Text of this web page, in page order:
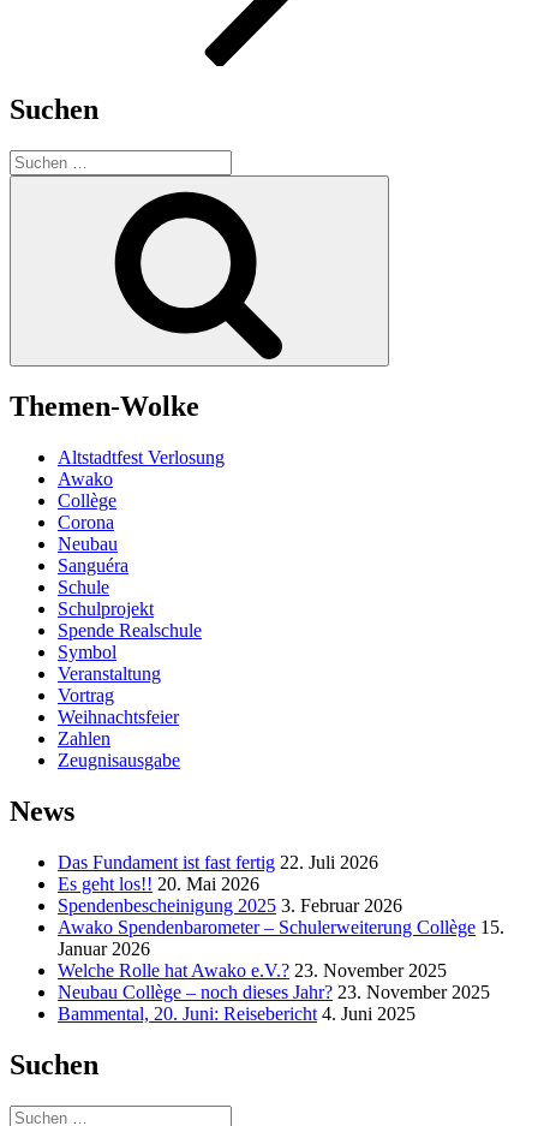
Suchen
Suchen
nach:
Themen-Wolke
Altstadtfest Verlosung
Awako
Collège
Corona
Neubau
Sanguéra
Schule
Schulprojekt
Spende Realschule
Symbol
Veranstaltung
Vortrag
Weihnachtsfeier
Zahlen
Zeugnisausgabe
News
Das Fundament ist fast fertig 22. Juli 2026
Es geht los!! 20. Mai 2026
Spendenbescheinigung 2025 3. Februar 2026
Awako Spendenbarometer – Schulerweiterung Collège 15.
Januar 2026
Welche Rolle hat Awako e.V.? 23. November 2025
Neubau Collège – noch dieses Jahr? 23. November 2025
Bammental, 20. Juni: Reisebericht 4. Juni 2025
Suchen
Suchen